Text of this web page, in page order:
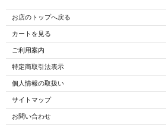
お店のトップへ戻る
カートを見る
ご利用案内
特定商取引法表示
個人情報の取扱い
サイトマップ
お問い合わせ